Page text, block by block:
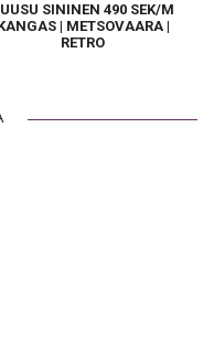
SININEN 490 SEK/M
| METSOVAARA |
RETRO